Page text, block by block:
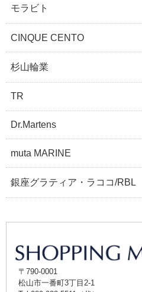
モラビト
CINQUE CENTO
杉山輪業
TR
Dr.Martens
muta MARINE
銀座グラティア・ラココ/RBL
〒790-0001
松山市一番町3丁目2-1